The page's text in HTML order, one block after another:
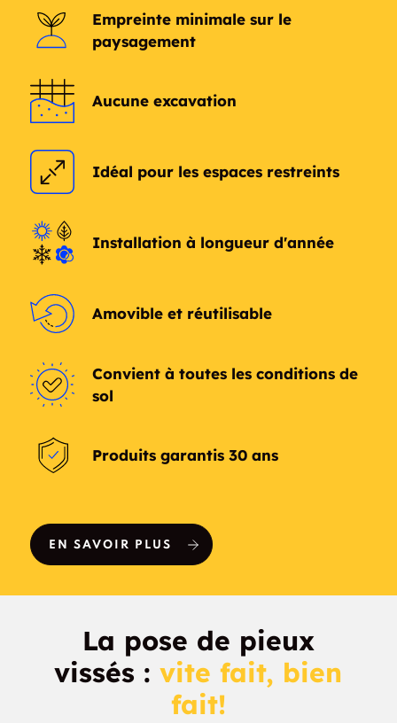
Empreinte minimale sur le
paysagement
Aucune excavation
Idéal pour les espaces restreints
Installation à longueur d'année
Amovible et réutilisable
Convient à toutes les conditions de
sol
Produits garantis 30 ans
EN SAVOIR PLUS
La pose de pieux
vissés :vite fait, bien
fait!